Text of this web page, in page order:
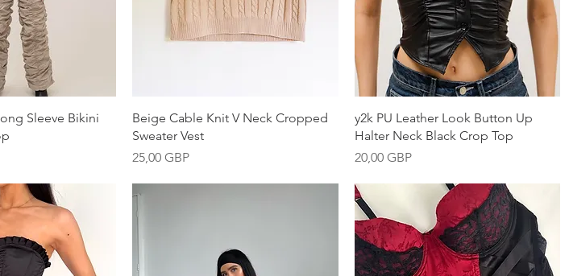
rápida
Sleeve Bikini
Vista rápida
Beige Cable Knit V Neck Cropped
Sweater Vest
Precio
25,00 GBP
Vista rápida
y2k PU Leather Look Button Up
Halter Neck Black Crop Top
Precio
20,00 GBP